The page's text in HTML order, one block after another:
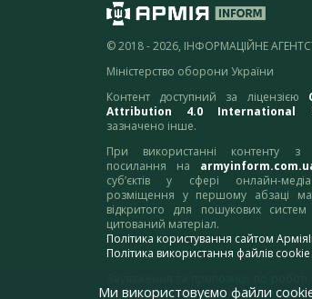
© 2018 - 2026, ІНФОРМАЦІЙНЕ
Міністерство оборони України
Контент доступний за ліцензією
Attribution 4.0 International
зазначено інше.
При використанні контенту з
посилання на
суб’єктів у сфері онлайн-
розміщення у першому абзаці
відкритого для пошукових
цитований матеріал.
Політика користування сайтом
Політика використання файлів cookie
адресу:
Ми використовуємо файли